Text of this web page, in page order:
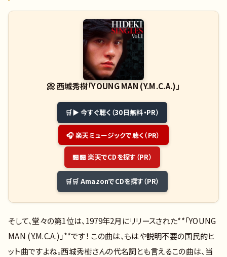
📀西城秀樹「YOUNG MAN (Y.M.C.A.)」
▶ 今すぐ聴く（30日無料・PR）
🎧 楽天ミュージックで聴く（PR）
🏪 楽天でCDを探す（PR）
🛒 AmazonでCDを探す（PR）
そして、堂々の第1位は、1979年2月にリリースされた**「YOUNG
MAN (Y.M.C.A.)」**です！ この曲は、もはや説明不要の国民的ヒ
ット曲ですよね。西城秀樹さんの代名詞とも言えるこの曲は、当